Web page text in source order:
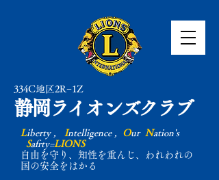
334C地区2R−1Z
静岡ライオンズクラブ
Liberty , Intelligence , Our Nation's
Safrty=LIONS
自由を守り、知性を重んじ、われわれの
国の安全をはかる